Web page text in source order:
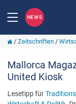
NEWS
/ Zeitschriften/
Mallorca
United Kiosk
Lesetipp für